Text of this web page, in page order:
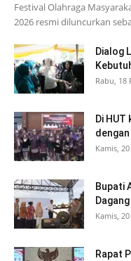
Festival Olahraga
2026 resmi diluncurkan
Dialog
Rabu, 18
Di HUT
Kamis,
Bupati
Kamis,
Rapat